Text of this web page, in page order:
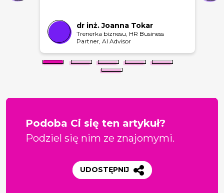
dr inż. Joanna Tokar
Trenerka biznesu, HR Business
Partner, AI Advisor
Podoba Ci się ten artykuł?
Podziel się nim ze znajomymi.
UDOSTĘPNIJ